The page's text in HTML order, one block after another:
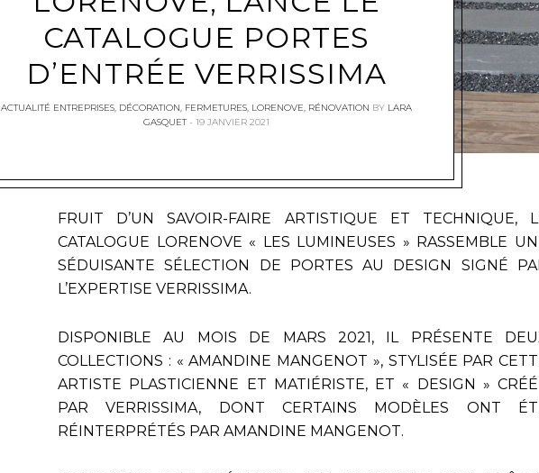
CATALOGUE PORTES
D’ENTRÉE VERRISSIMA
ACTUALITÉ ENTREPRISES, DÉCORATION, FERMETURES, LORENOVE, RÉNOVATION BY LARA
GASQUET
19 JANVIER 2021
FRUIT D’UN SAVOIR-FAIRE ARTISTIQUE ET TECHNIQUE,
CATALOGUE LORENOVE « LES LUMINEUSES » RASSEMBLE
SÉDUISANTE SÉLECTION DE PORTES AU DESIGN SIGNÉ
L’EXPERTISE VERRISSIMA.
DISPONIBLE AU MOIS DE MARS 2021, IL PRÉSENTE
COLLECTIONS : « AMANDINE MANGENOT », STYLISÉE PAR
ARTISTE PLASTICIENNE ET MATIÉRISTE, ET « DESIGN »
PAR VERRISSIMA, DONT CERTAINS MODÈLES ONT
RÉINTERPRÉTÉS PAR AMANDINE MANGENOT.